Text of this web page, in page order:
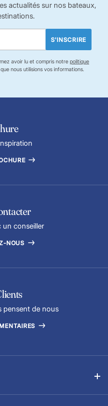
actualités sur nos bateaux,
S'INSCRIRE
avoir lu et compris notre politique
nous utilisions vos informations.
un conseiller
NOUS
pensent de nous